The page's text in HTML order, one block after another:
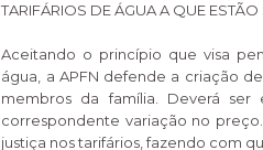
TARIFÁRIOS DE ÁGUA A QUE ESTÃO
Aceitando o princípio que visa
água, a APFN defende a criação
membros da família. Deverá
correspondente variação no
justiça nos tarifários, fazendo com